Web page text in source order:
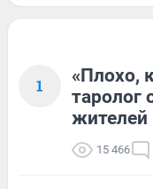
1
«Плохо,
таролог
жителей
15 466